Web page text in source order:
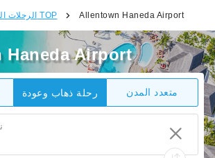
الرحلات الجوية الدولية TOP Allentown Haneda Airport
Haneda Airport
رحلة ذهاب وعودة متعدد المدن